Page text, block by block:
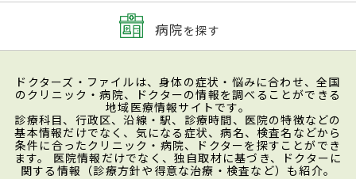
病院を探す
ドクターズ・ファイルは、身体の症状・悩みに合わせ、全国
のクリニック・病院、ドクターの情報を調べることができる
地域医療情報サイトです。
診療科目、行政区、沿線・駅、診療時間、医院の特徴などの
基本情報だけでなく、気になる症状、病名、検査名などから
条件に合ったクリニック・病院、ドクターを探すことができ
ます。 医院情報だけでなく、独自取材に基づき、ドクターに
関する情報（診療方針や得意な治療・検査など）も紹介。